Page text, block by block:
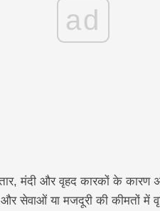
ad
मंदी और वृहद कारकों के कारण
सेवाओं या मजदूरी की कीमतों में